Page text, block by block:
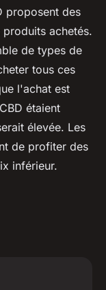
proposent des
achetés.
de types de
tous ces
l'achat est
étaient
élevée. Les
de profiter des
inférieur.